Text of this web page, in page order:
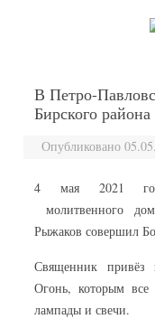
В Петро-
Бирского
Опубликовано
4 мая 2021 года
молитвенного
Рыжаков совершил
Священник привёз
Огонь, которым все
лампады и свечи.